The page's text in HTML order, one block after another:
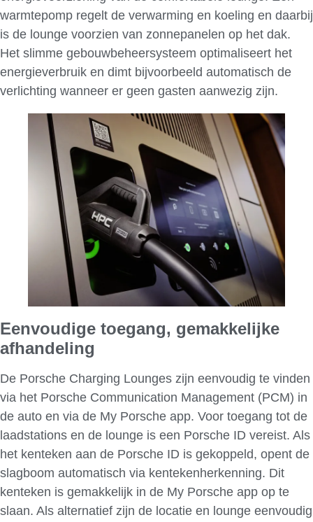
warmtepomp regelt de verwarming en koeling en daarbij
is de lounge voorzien van zonnepanelen op het dak.
Het slimme gebouwbeheersysteem optimaliseert het
energieverbruik en dimt bijvoorbeeld automatisch de
verlichting wanneer er geen gasten aanwezig zijn.
Eenvoudige toegang, gemakkelijke
afhandeling
De Porsche Charging Lounges zijn eenvoudig te vinden
via het Porsche Communication Management (PCM) in
de auto en via de My Porsche app. Voor toegang tot de
laadstations en de lounge is een Porsche ID vereist. Als
het kenteken aan de Porsche ID is gekoppeld, opent de
slagboom automatisch via kentekenherkenning. Dit
kenteken is gemakkelijk in de My Porsche app op te
slaan. Als alternatief zijn de locatie en lounge eenvoudig